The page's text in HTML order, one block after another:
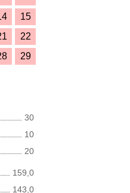
15
22
29
30
10
20
159,0
143,0